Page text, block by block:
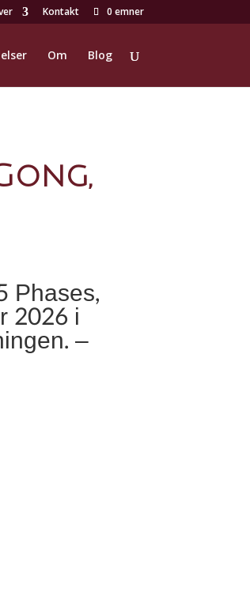
Kontakt 0 emner
Om Blog
Phases,
2026 i
–